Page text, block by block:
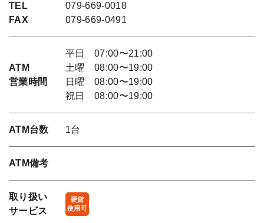
TEL
FAX
079-669-0018
079-669-0491
ATM
営業時間
平日 07:00〜21:00
土曜 08:00〜19:00
日曜 08:00〜19:00
祝日 08:00〜19:00
ATM台数 1台
ATM備考
取り扱い
サービス
硬貨
使用可